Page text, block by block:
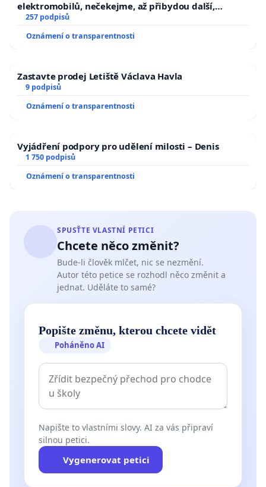
elektromobilů, nečekejme, až přibydou další,
zaveďme slyšitelná auta!
257 podpisů
Oznámení o transparentnosti
Zastavte prodej Letiště Václava Havla
9 podpisů
Oznámení o transparentnosti
Vyjádření podpory pro udělení milosti – Denis
1 750 podpisů
Oznámení o transparentnosti
SPUSŤTE VLASTNÍ PETICI
Chcete něco změnit?
Bude-li člověk mlčet, nic se nezmění.
Autor této petice se rozhodl něco změnit a
jednat. Uděláte to samé?
Popište změnu, kterou chcete vidět
Poháněno AI
Napište to vlastními slovy. AI za vás připraví
silnou petici.
Vygenerovat petici